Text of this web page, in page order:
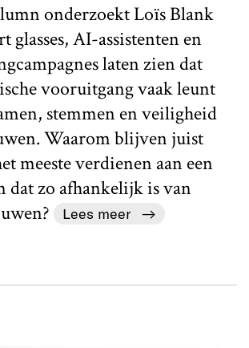
onderzoekt Loïs Blank
glasses, AI-assistenten en
laten zien dat
vooruitgang vaak leunt
stemmen en veiligheid
Waarom blijven juist
meeste verdienen aan een
dat zo afhankelijk is van
Lees meer